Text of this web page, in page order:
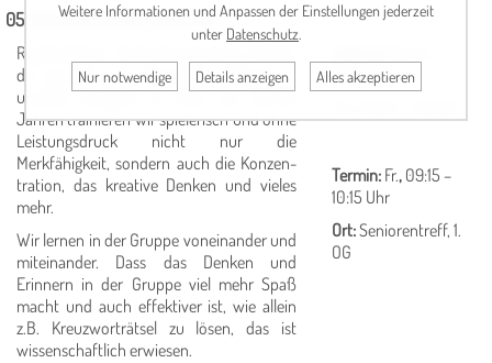
05. Dezember 2025, 09:15 Uhr
Regelmäßiges Gedächtnistraining fördert
die geistige und körperliche Fitness. In
unseren Gruppen im Alter von 60-90
Jahren trainieren wir spielerisch und ohne
Leistungsdruck nicht nur die
Merkfähigkeit, sondern auch die Konzen­
tration, das kreative Denken und vieles
mehr.
Wir lernen in der Gruppe voneinander und
mitein­ander. Dass das Denken und
Erinnern in der Gruppe viel mehr Spaß
macht und auch effektiver ist, wie allein
z.B. Kreuzworträtsel zu lösen, das ist
wissenschaftlich erwiesen.
Hofmann
Termin: Fr., 09:15 –
10:15 Uhr
Ort:Seniorentreff, 1.
OG
Weitere Informationen und Anpassen der Einstellungen jederzeit
unter Datenschutz
Nur notwendige Details anzeigen Alles akzeptieren